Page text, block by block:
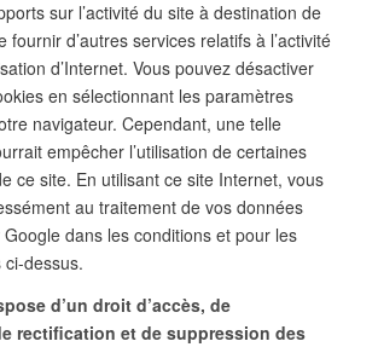
sur l’activité du site à destination de
fournir d’autres services relatifs à l’activité
d’Internet. Vous pouvez désactiver
en sélectionnant les paramètres
navigateur. Cependant, une telle
empêcher l’utilisation de certaines
ce site. En utilisant ce site Internet, vous
au traitement de vos données
dans les conditions et pour les
dessus.
d’un droit d’accès, de
rectification et de suppression des